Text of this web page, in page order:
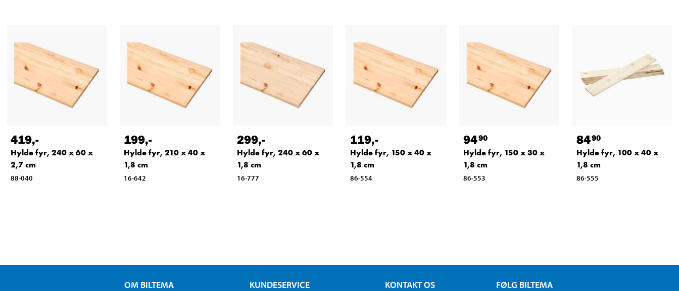
419,-
Hylde fyr, 240 x 60 x
2,7 cm
88-040
199,-
Hylde fyr, 210 x 40 x
1,8 cm
16-642
299,-
Hylde fyr, 240 x 60 x
1,8 cm
16-777
119,-
Hylde fyr, 150 x 40 x
1,8 cm
86-554
9490
Hylde fyr, 150 x 30 x
1,8 cm
86-553
8490
Hylde fyr, 100 x 40 x
1,8 cm
86-555
OM BILTEMA KUNDESERVICE KONTAKT OS FØLG BILTEMA